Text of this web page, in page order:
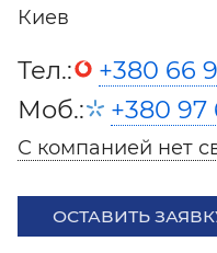
Киев
Тел.:
+380 66
Моб.:
+380 97
С компанией нет
ОСТАВИТЬ